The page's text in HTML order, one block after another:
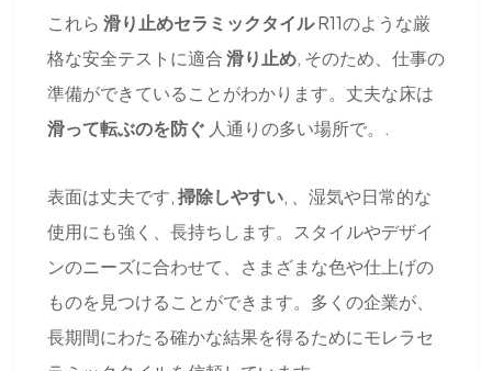
これら 滑り止めセラミックタイルR11のような厳
格な安全テストに適合滑り止め, そのため、仕事の
準備ができていることがわかります。丈夫な床は
滑って転ぶのを防ぐ 人通りの多い場所で。.
表面は丈夫です,掃除しやすい, 、湿気や日常的な
使用にも強く、長持ちします。スタイルやデザイ
ンのニーズに合わせて、さまざまな色や仕上げの
ものを見つけることができます。多くの企業が、
長期間にわたる確かな結果を得るためにモレラセ